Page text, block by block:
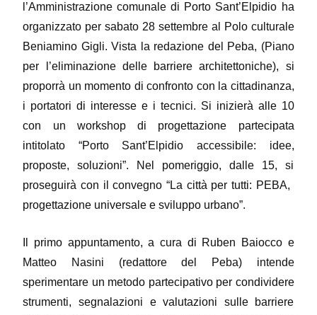
l’Amministrazione comunale di Porto Sant’Elpidio ha
organizzato per sabato 28 settembre al Polo culturale
Beniamino Gigli. Vista la redazione del Peba, (Piano
per l’eliminazione delle barriere architettoniche), ​si
proporrà un momento di confronto con la cittadinanza,
i portatori ​di interesse e i tecnici. Si inizierà alle 10
con un workshop di progettazione partecipata
intitolato “Porto Sant’Elpidio accessibile: idee,
proposte, ​soluzioni”. Nel pomeriggio, dalle 15, si
proseguirà con il convegno “La città per tutti: PEBA, ​
progettazione universale e sviluppo urbano”.
Il primo appuntamento, a ​cura di Ruben Baiocco e
Matteo Nasini (redattore del Peba) intende
sperimentare un metodo partecipativo per condividere
strumenti, segnalazioni e valutazioni sulle barriere